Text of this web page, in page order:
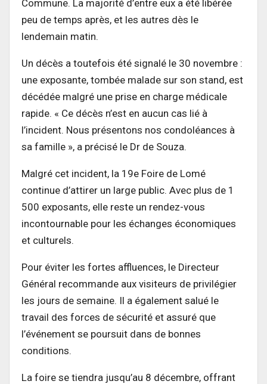
Commune. La majorité d’entre eux a été libérée
peu de temps après, et les autres dès le
lendemain matin.
Un décès a toutefois été signalé le 30 novembre :
une exposante, tombée malade sur son stand, est
décédée malgré une prise en charge médicale
rapide. « Ce décès n’est en aucun cas lié à
l’incident. Nous présentons nos condoléances à
sa famille », a précisé le Dr de Souza.
Malgré cet incident, la 19e Foire de Lomé
continue d’attirer un large public. Avec plus de 1
500 exposants, elle reste un rendez-vous
incontournable pour les échanges économiques
et culturels.
Pour éviter les fortes affluences, le Directeur
Général recommande aux visiteurs de privilégier
les jours de semaine. Il a également salué le
travail des forces de sécurité et assuré que
l’événement se poursuit dans de bonnes
conditions.
La foire se tiendra jusqu’au 8 décembre, offrant